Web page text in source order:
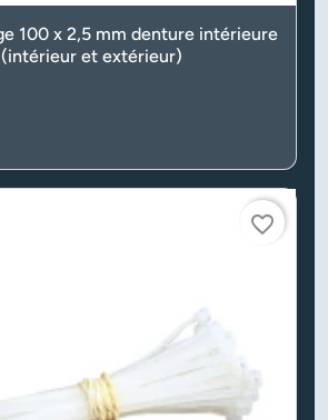
100 x 2,5 mm denture intérieure
et extérieur)
favorite_border